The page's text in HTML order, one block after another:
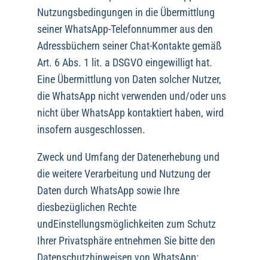
Nutzungsbedingungen in die Übermittlung
seiner WhatsApp-Telefonnummer aus den
Adressbüchern seiner Chat-Kontakte gemäß
Art. 6 Abs. 1 lit. a DSGVO eingewilligt hat.
Eine Übermittlung von Daten solcher Nutzer,
die WhatsApp nicht verwenden und/oder uns
nicht über WhatsApp kontaktiert haben, wird
insofern ausgeschlossen.
Zweck und Umfang der Datenerhebung und
die weitere Verarbeitung und Nutzung der
Daten durch WhatsApp sowie Ihre
diesbezüglichen Rechte
undEinstellungsmöglichkeiten zum Schutz
Ihrer Privatsphäre entnehmen Sie bitte den
Datenschutzhinweisen von WhatsApp: